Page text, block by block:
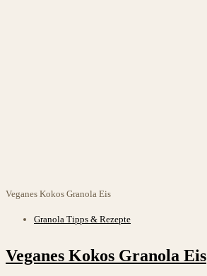
Veganes Kokos Granola Eis
Beitrags-
Granola Tipps & Rezepte
Veganes Kokos Granola Eis